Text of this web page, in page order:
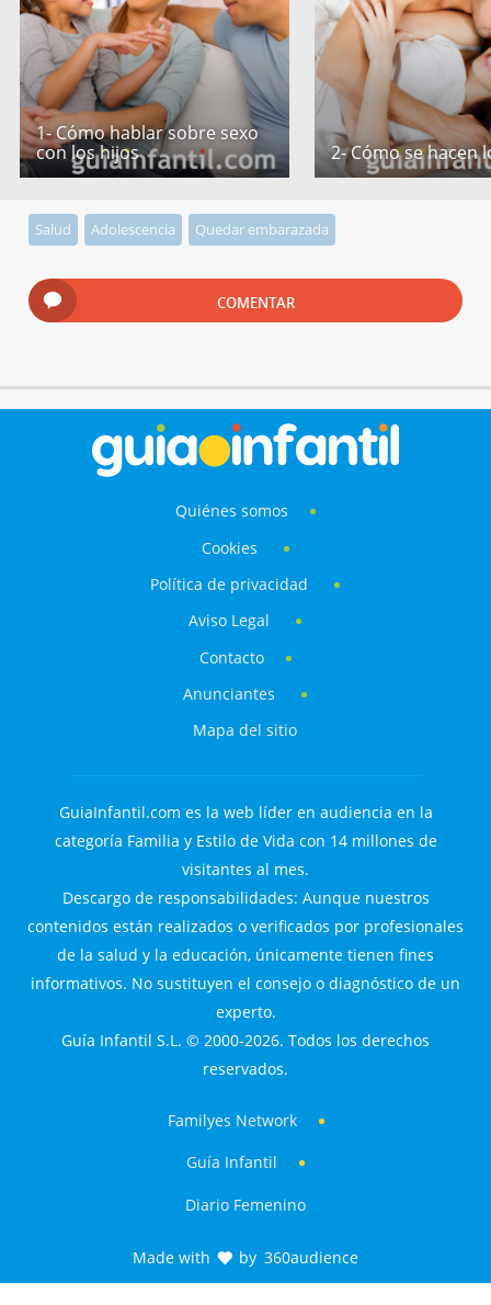
1- Cómo hablar sobre sexo
con los hijos
2- Cómo se hacen
Salud Adolescencia Quedar embarazada
COMENTAR
Quiénes somos
Cookies
Política de privacidad
Aviso Legal
Contacto
Anunciantes
Mapa del sitio
GuiaInfantil.com es la web líder en audiencia en la
categoría Familia y Estilo de Vida con 14 millones de
visitantes al mes.
Descargo de responsabilidades: Aunque nuestros
contenidos están realizados o verificados por profesionales
de la salud y la educación, únicamente tienen fines
informativos. No sustituyen el consejo o diagnóstico de un
experto.
Guía Infantil S.L. © 2000-2026. Todos los derechos
reservados.
Familyes Network
Guía Infantil
Diario Femenino
Made with by 360audience